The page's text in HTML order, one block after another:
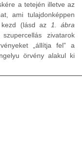
a tetején illetve az
ami tulajdonképpen
(lásd az
1. ábra
zivatarok
„állítja fel” a
örvény alakul ki